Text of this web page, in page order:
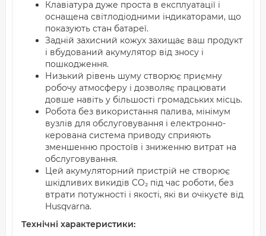
Клавіатура дуже проста в експлуатації і
оснащена світлодіодними індикаторами, що
показують стан батареї.
Задній захисний кожух захищає ваш продукт
і вбудований акумулятор від зносу і
пошкодження.
Низький рівень шуму створює приємну
робочу атмосферу і дозволяє працювати
довше навіть у більшості громадських місць.
Робота без використання палива, мінімум
вузлів для обслуговування і електронно-
керована система приводу сприяють
зменшенню простоїв і зниженню витрат на
обслуговування.
Цей акумуляторний пристрій не створює
шкідливих викидів CO₂ під час роботи, без
втрати потужності і якості, які ви очікуєте від
Husqvarna.
Технічні характеристики: